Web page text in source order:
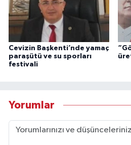
Cevizin Başkenti’nde yamaç
paraşütü ve su sporları
festivali
Yorumlar